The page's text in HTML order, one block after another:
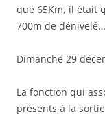
que 65Km, il était
700m de
Dimanche 29
La fonction qui
présents à la